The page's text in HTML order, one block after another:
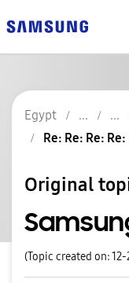
Egypt
Re: Re: Re:
Original
(Topic created on: